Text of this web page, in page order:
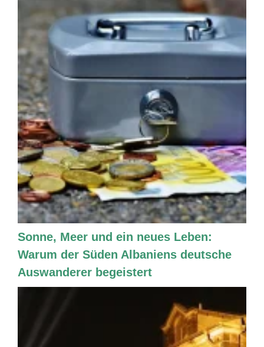
Sonne, Meer und ein neues Leben:
Warum der Süden Albaniens deutsche
Auswanderer begeistert